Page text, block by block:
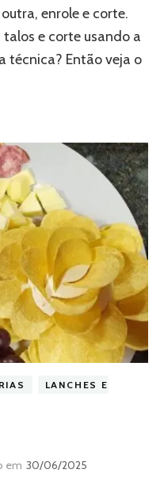
enrole e corte.
e corte usando a
técnica? Então veja o
LANCHES E
em 30/06/2025